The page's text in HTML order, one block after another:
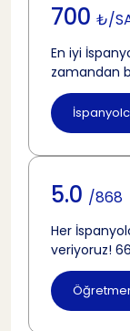
700 ₺/
En iyi
zamandan
5.0 /868
Her
veriyoruz!